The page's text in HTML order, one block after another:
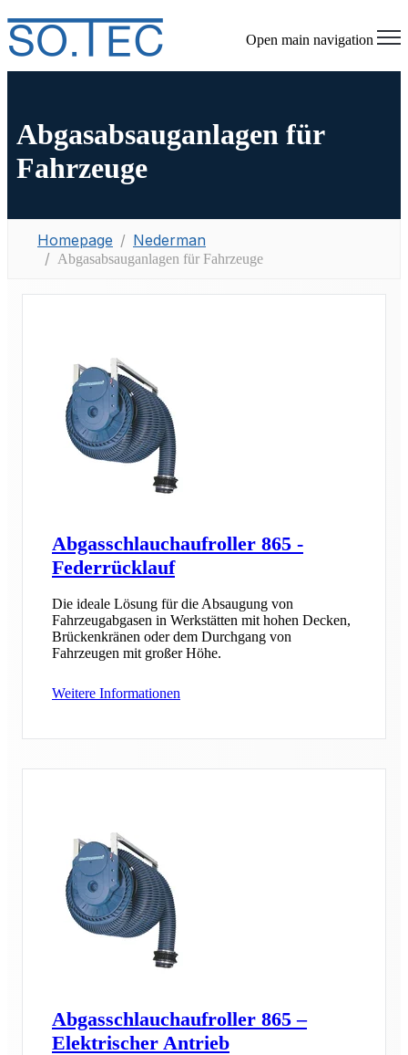
Open main navigation
Abgasabsauganlagen für
Fahrzeuge
Homepage Nederman
Abgasabsauganlagen für Fahrzeuge
Abgasschlauchaufroller 865 -
Federrücklauf
Die ideale Lösung für die Absaugung von
Fahrzeugabgasen in Werkstätten mit hohen Decken,
Brückenkränen oder dem Durchgang von
Fahrzeugen mit großer Höhe.
Weitere Informationen
Abgasschlauchaufroller 865 –
Elektrischer Antrieb